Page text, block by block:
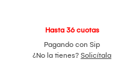
Hasta 36 cuotas
Pagando con Sip
¿No la tienes? Solicítala